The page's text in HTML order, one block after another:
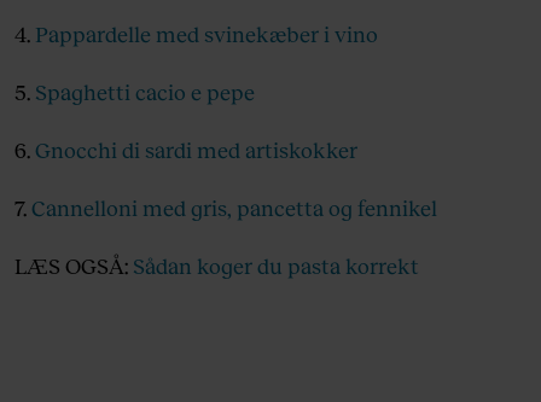
4. Pappardelle med svinekæber i vino
5. Spaghetti cacio e pepe
6.Gnocchi di sardi med artiskokker
7.Cannelloni med gris, pancetta og fennikel
LÆS OGSÅ: Sådan koger du pasta korrekt